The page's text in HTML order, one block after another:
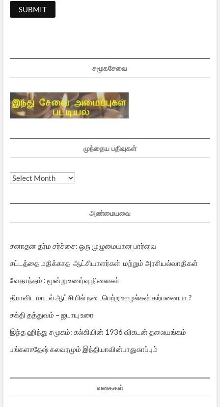
சமூகசேவை
முந்தைய பதிவுகள்
முந்தைய
அண்மையவை
சனாதன தர்ம சர்ச்சை: ஒரு முழுமையான பார்வை
சட்டத்தை மதிக்காத ஆட்சியாளர்கள் மற்றும் அரசியல்வாதிகள்
வேதாந்தம் : மூன்று உணர்வு நிலைகள்
திராவிட மாடல் ஆட்சியில் நடைபெற்ற ஊழல்கள் கற்பனையா ?
சக்தி தத்துவம் – ஜடாயு உரை
இந்த ஹிந்து சமூகம்: கல்கியின் 1936 விகடன் தலையங்கம்
பங்களாதேஷ் கலவரமும் இந்தியாவின்பாதுகாப்பும்
வகைகள்